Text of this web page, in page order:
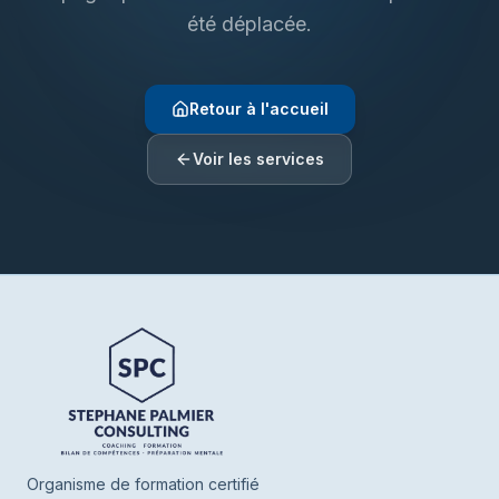
été déplacée.
Retour à l'accueil
Voir les services
Henrie SPC
En ligne
Bonjour ! Je suis Henrie votre assistant de
SPC. Parlez-moi de vous ou de ce que
vous cherchez, je vous oriente vers nos
Organisme de formation certifié